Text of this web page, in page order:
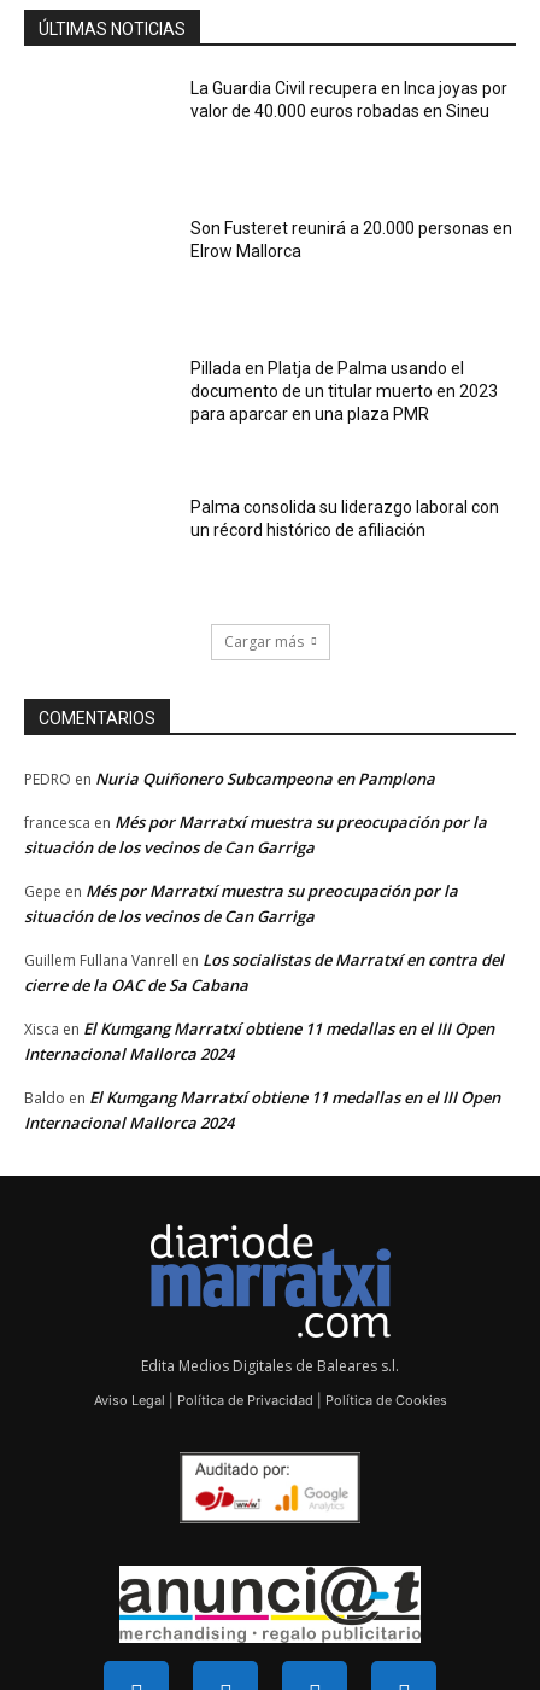
ÚLTIMAS NOTICIAS
La Guardia Civil recupera en Inca joyas por
valor de 40.000 euros robadas en Sineu
Son Fusteret reunirá a 20.000 personas en
Elrow Mallorca
Pillada en Platja de Palma usando el
documento de un titular muerto en 2023
para aparcar en una plaza PMR
Palma consolida su liderazgo laboral con
un récord histórico de afiliación
Cargar más
COMENTARIOS
PEDRO en Nuria Quiñonero Subcampeona en Pamplona
francesca en Més por Marratxí muestra su preocupación por la
situación de los vecinos de Can Garriga
Gepe en Més por Marratxí muestra su preocupación por la
situación de los vecinos de Can Garriga
Guillem Fullana Vanrell en Los socialistas de Marratxí en contra del
cierre de la OAC de Sa Cabana
Xisca en El Kumgang Marratxí obtiene 11 medallas en el III Open
Internacional Mallorca 2024
Baldo en El Kumgang Marratxí obtiene 11 medallas en el III Open
Internacional Mallorca 2024
Edita Medios Digitales de Baleares s.l.
Aviso Legal Política de Privacidad Política de Cookies